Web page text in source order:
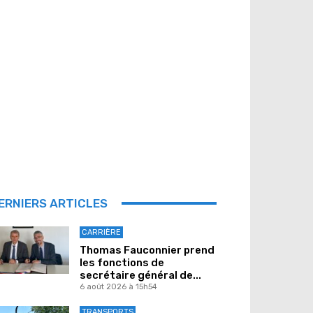
ARTICLES
CARRIÈRE
Thomas Fauconnier prend
les fonctions de
secrétaire général de...
6 août 2026 à 15h54